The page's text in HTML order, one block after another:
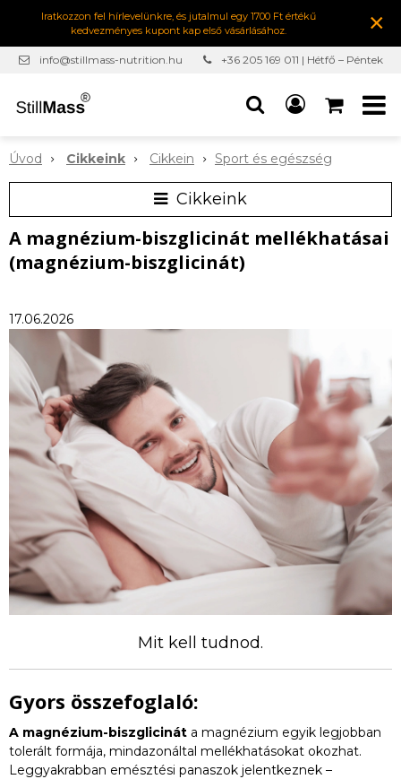
Iratkozzon fel hírlevelünkre, és jutalmul egy 1700 Ft értékű
kedvezményes kupont kap első vásárlásához.
×
info@stillmass-nutrition.hu
+36 205 169 011 | Hétfő – Péntek
Úvod Cikkeink Cikkein Sport és egészség
Cikkeink
A magnézium-biszglicinát mellékhatásai
(magnézium-biszglicinát)
17.06.2026
Mit kell tudnod.
Gyors összefoglaló:
A magnézium-biszglicinát a magnézium egyik legjobban
tolerált formája, mindazonáltal mellékhatásokat okozhat.
Leggyakrabban emésztési panaszok jelentkeznek –